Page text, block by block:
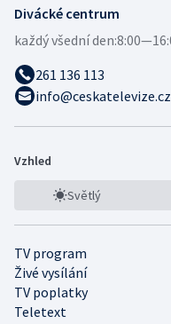
Divácké centrum
každý všední den:
261 136 113
info@ceskatelevize.cz
Vzhled
Světlý
TV program
Živé vysílání
TV poplatky
Teletext